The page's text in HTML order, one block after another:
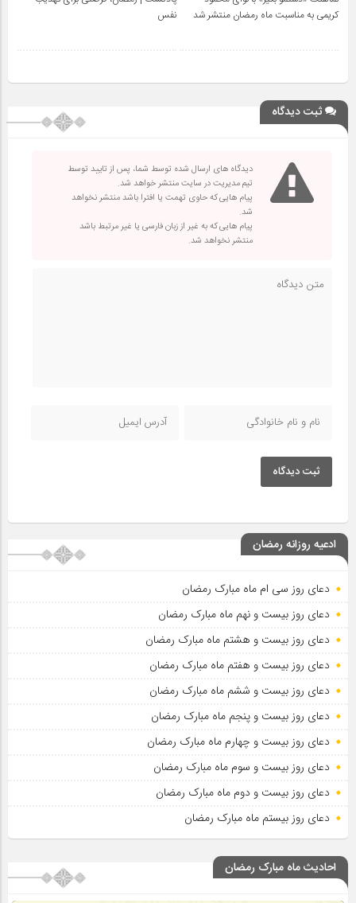
کریمی به مناسبت ماه رمضان منتشر شد
نفس
ثبت دیدگاه
دیدگاه های ارسال شده توسط شما، پس از تایید توسط
تیم مدیریت در سایت منتشر خواهد شد.
پیام هایی که حاوی تهمت یا افترا باشد منتشر نخواهد
شد.
پیام هایی که به غیر از زبان فارسی یا غیر مرتبط باشد
منتشر نخواهد شد.
ثبت دیدگاه
ادعیه روزانه رمضان
دعای روز سی ام ماه مبارک رمضان
دعای روز بیست و نهم ماه مبارک رمضان
دعای روز بیست و هشتم ماه مبارک رمضان
دعای روز بیست و هفتم ماه مبارک رمضان
دعای روز بیست و ششم ماه مبارک رمضان
دعای روز بیست و پنجم ماه مبارک رمضان
دعای روز بیست و چهارم ماه مبارک رمضان
دعای روز بیست و سوم ماه مبارک رمضان
دعای روز بیست و دوم ماه مبارک رمضان
دعای روز بیستم ماه مبارک رمضان
احادیث ماه مبارک رمضان